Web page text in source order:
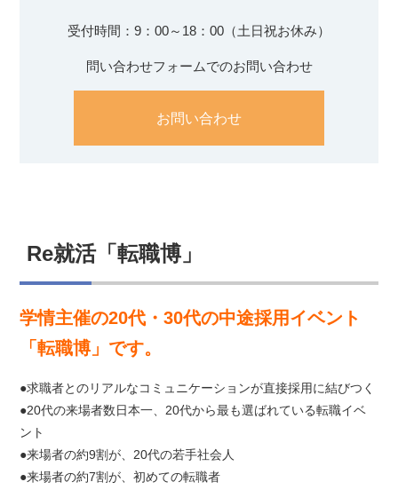
受付時間：9：00～18：00（土日祝お休み）
問い合わせフォームでのお問い合わせ
お問い合わせ
Re就活「転職博」
学情主催の20代・30代の中途採用イベント
「転職博」です。
●求職者とのリアルなコミュニケーションが直接採用に結びつく
●20代の来場者数日本一、20代から最も選ばれている転職イベ
ント
●来場者の約9割が、20代の若手社会人
●来場者の約7割が、初めての転職者